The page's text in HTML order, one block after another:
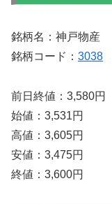
銘柄名：神戸物産
銘柄コード： 3038
前日終値：3,580円
始値：3,531円
高値：3,605円
安値：3,475円
終値：3,600円